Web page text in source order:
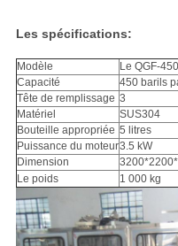
Les spécifications:
Modèle
Le QGF-450
Capacité
450 barils
Tête de remplissage 3
Matériel
SUS304
Bouteille appropriée 5 litres
Puissance du moteur3.5 kW
Dimension
Le poids
1 000 kg